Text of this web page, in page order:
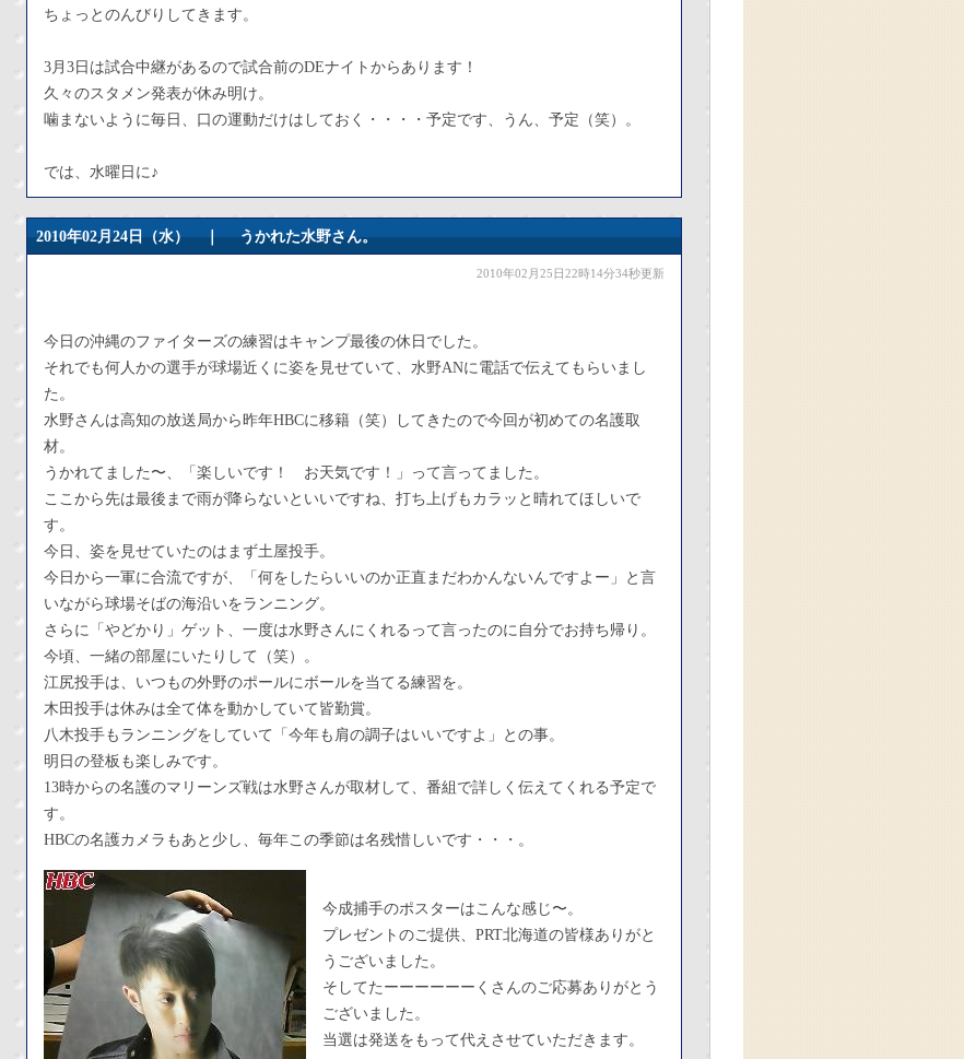
ちょっとのんびりしてきます。
3月3日は試合中継があるので試合前のDEナイトからあります！
久々のスタメン発表が休み明け。
噛まないように毎日、口の運動だけはしておく・・・・予定です、うん、予定（笑）。
では、水曜日に♪
2010年02月24日（水） ｜うかれた水野さん。
2010年02月25日22時14分34秒更新
今日の沖縄のファイターズの練習はキャンプ最後の休日でした。
それでも何人かの選手が球場近くに姿を見せていて、水野ANに電話で伝えてもらいまし
た。
水野さんは高知の放送局から昨年HBCに移籍（笑）してきたので今回が初めての名護取
材。
うかれてました〜、「楽しいです！ お天気です！」って言ってました。
ここから先は最後まで雨が降らないといいですね、打ち上げもカラッと晴れてほしいで
す。
今日、姿を見せていたのはまず土屋投手。
今日から一軍に合流ですが、「何をしたらいいのか正直まだわかんないんですよー」と言
いながら球場そばの海沿いをランニング。
さらに「やどかり」ゲット、一度は水野さんにくれるって言ったのに自分でお持ち帰り。
今頃、一緒の部屋にいたりして（笑）。
江尻投手は、いつもの外野のポールにボールを当てる練習を。
木田投手は休みは全て体を動かしていて皆勤賞。
八木投手もランニングをしていて「今年も肩の調子はいいですよ」との事。
明日の登板も楽しみです。
13時からの名護のマリーンズ戦は水野さんが取材して、番組で詳しく伝えてくれる予定で
す。
HBCの名護カメラもあと少し、毎年この季節は名残惜しいです・・・。
今成捕手のポスターはこんな感じ〜。
プレゼントのご提供、PRT北海道の皆様ありがと
うございました。
そしてたーーーーーーくさんのご応募ありがとう
ございました。
当選は発送をもって代えさせていただきます。